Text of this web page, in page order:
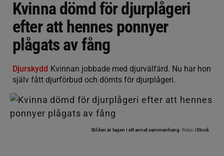
Kvinna dömd för djurplågeri
efter att hennes ponnyer
plågats av fång
Djurskydd Kvinnan jobbade med djurvälfärd. Nu har hon
själv fått djurförbud och dömts för djurplågeri.
Bilden är tagen i ett annat sammanhang. Foto: iStock